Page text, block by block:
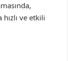
ve etkili